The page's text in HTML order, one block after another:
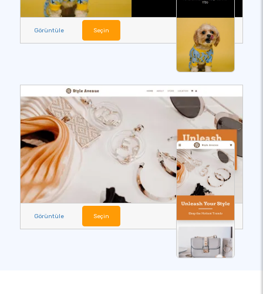
Görüntüle Seçin
Görüntüle Seçin